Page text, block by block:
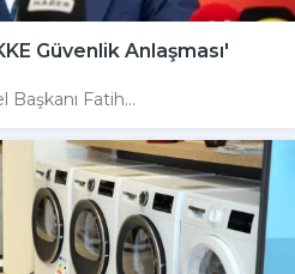
Güvenlik Anlaşması'
Fatih...